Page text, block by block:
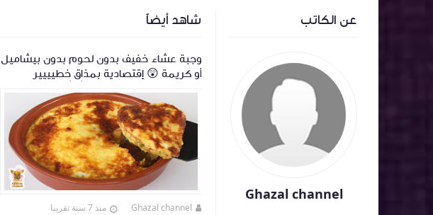
عن الكاتب
Ghazal channel
شاهد أيضاً
وجبة عشاء خفيف بدون لحوم بدون بيشاميل
أو كريمة 😲 إقتصادية بمذاق خطيييير
Ghazal channel منذ 7 سنة تقريبا